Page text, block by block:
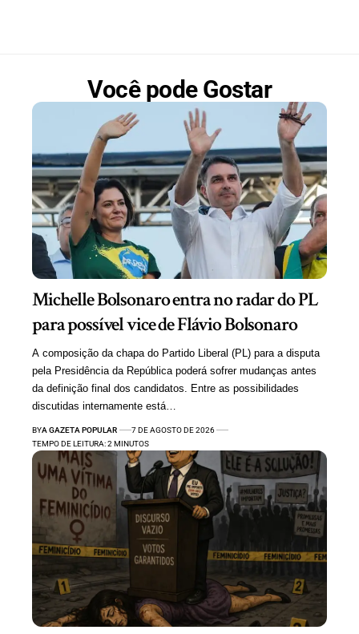
Você pode Gostar
Michelle Bolsonaro entra no radar do PL
para possível vice de Flávio Bolsonaro
A composição da chapa do Partido Liberal (PL) para a disputa
pela Presidência da República poderá sofrer mudanças antes
da definição final dos candidatos. Entre as possibilidades
discutidas internamente está…
BYA GAZETA POPULAR
7 DE AGOSTO DE 2026
TEMPO DE LEITURA: 2 MINUTOS